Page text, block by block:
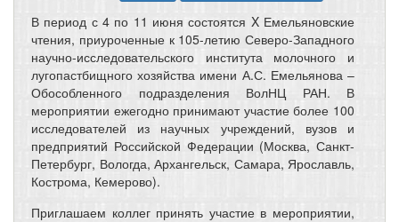
В период с 4 по 11 июня состоятся X Емельяновские
чтения, приуроченные к 105-летию Северо-Западного
научно-исследовательского института молочного и
лугопастбищного хозяйства имени А.С. Емельянова –
Обособленного подразделения ВолНЦ РАН. В
мероприятии ежегодно принимают участие более 100
исследователей из научных учреждений, вузов и
предприятий Российской Федерации (Москва, Санкт-
Петербург, Вологда, Архангельск, Самара, Ярославль,
Кострома, Кемерово).
Приглашаем коллег принять участие в мероприятии,